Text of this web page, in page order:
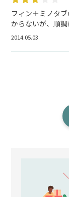
フィン＋ミノタ
からないが、順調
2014.05.03